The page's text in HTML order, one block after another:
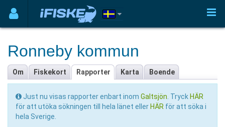
Ronneby kommun
Om Fiskekort Rapporter Karta Boende
Just nu visas rapporter enbart inom Galtsjön . Tryck HÄR
för att utöka sökningen till hela länet eller HÄR för att söka i
hela Sverige.